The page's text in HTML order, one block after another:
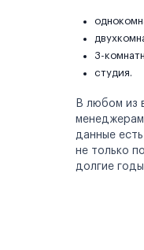
3-
студия.
В любом из
менеджерам
данные
не только
долгие